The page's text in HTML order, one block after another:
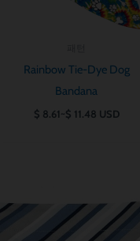
Rainbow Tie-Dye Dog
Bandana
$ 8.61~$ 11.48 USD
범
$ 8.61~$